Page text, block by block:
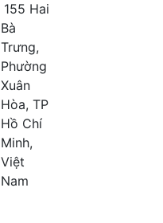
155 Hai
Bà
Trưng,
Phường
Xuân
Hòa, TP
Hồ Chí
Minh,
Việt
Nam